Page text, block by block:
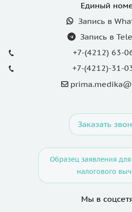
Единый
Запись в
Запись в
+7-(4212) 63-
+7-(4212)-31-
Заказать
Образец заявления
налогового
Мы в